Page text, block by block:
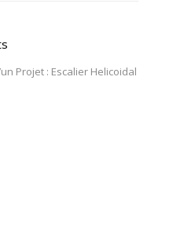
Projet : Escalier Helicoidal